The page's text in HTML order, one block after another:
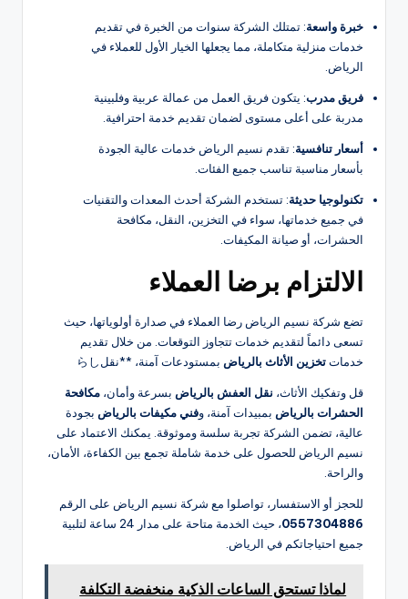
خبرة واسعة: تمتلك الشركة سنوات من الخبرة في تقديم
خدمات منزلية متكاملة، مما يجعلها الخيار الأول للعملاء في
الرياض.
فريق مدرب: يتكون فريق العمل من عمالة عربية وفلبينية
مدربة على أعلى مستوى لضمان تقديم خدمة احترافية.
أسعار تنافسية: تقدم نسيم الرياض خدمات عالية الجودة
بأسعار مناسبة تناسب جميع الفئات.
تكنولوجيا حديثة: تستخدم الشركة أحدث المعدات والتقنيات
في جميع خدماتها، سواء في التخزين، النقل، مكافحة
الحشرات، أو صيانة المكيفات.
الالتزام برضا العملاء
تضع شركة نسيم الرياض رضا العملاء في صدارة أولوياتها، حيث
تسعى دائماً لتقديم خدمات تتجاوز التوقعات. من خلال تقديم
خدماتتخزين الأثاث بالرياض بمستودعات آمنة، **نقلらし
قل وتفكيك الأثاث، نقل العفش بالرياض بسرعة وأمان، مكافحة
الحشرات بالرياض بمبيدات آمنة، وفني مكيفات بالرياض بجودة
عالية، تضمن الشركة تجربة سلسة وموثوقة. يمكنك الاعتماد على
نسيم الرياض للحصول على خدمة شاملة تجمع بين الكفاءة، الأمان،
والراحة.
للحجز أو الاستفسار، تواصلوا مع شركة نسيم الرياض على الرقم
0557304886
، حيث الخدمة متاحة على مدار 24 ساعة لتلبية
جميع احتياجاتكم في الرياض.
لماذا تستحق الساعات الذكية منخفضة التكلفة